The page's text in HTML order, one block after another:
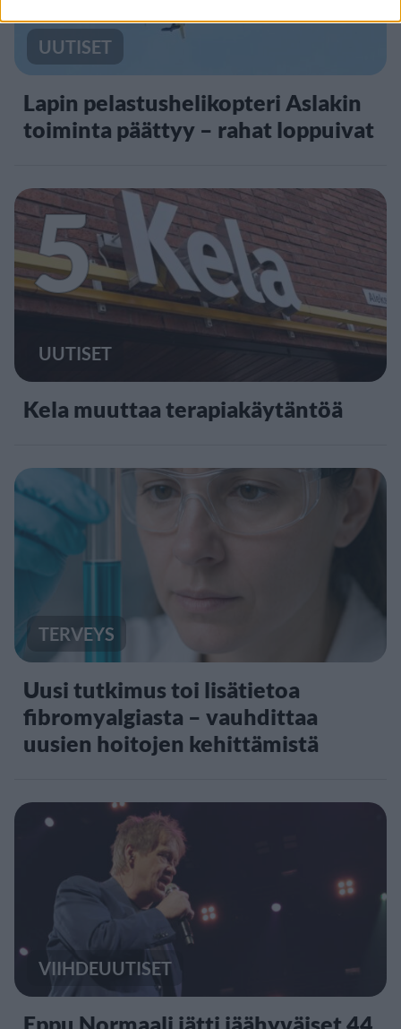
UUTISET
Lapin pelastushelikopteri Aslakin
toiminta päättyy – rahat loppuivat
5
UUTISET
Kela muuttaa terapiakäytäntöä
TERVEYS
Uusi tutkimus toi lisätietoa
fibromyalgiasta – vauhdittaa
uusien hoitojen kehittämistä
VIIHDEUUTISET
Eppu Normaali jätti jäähyväiset 44